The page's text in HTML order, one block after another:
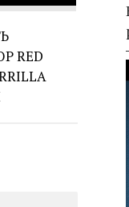
RED